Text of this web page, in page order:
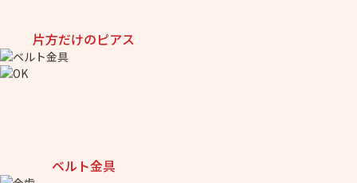
片方だけのピアス
ベルト金具